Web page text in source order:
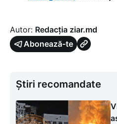
Autor: Redacția ziar.md
Abonează-te
Știri recomandate